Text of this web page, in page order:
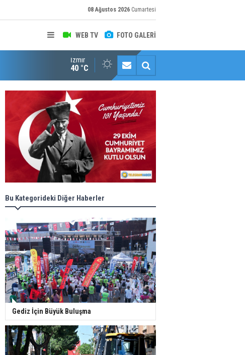
08 Ağustos 2026 Cumartesi
WEB TV FOTO GALERİ
"Toprağını Kaybeden Geleceğini Kaybeder!"
İzmir
40 °C
Bu Kategorideki Diğer Haberler
Gediz İçin Büyük Buluşma